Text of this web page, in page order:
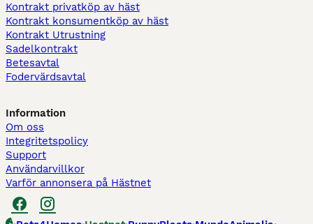
Kontrakt privatköp av häst
Kontrakt konsumentköp av häst
Kontrakt Utrustning
Sadelkontrakt
Betesavtal
Fodervärdsavtal
Information
Om oss
Integritetspolicy
Support
Användarvillkor
Varför annonsera på Hästnet